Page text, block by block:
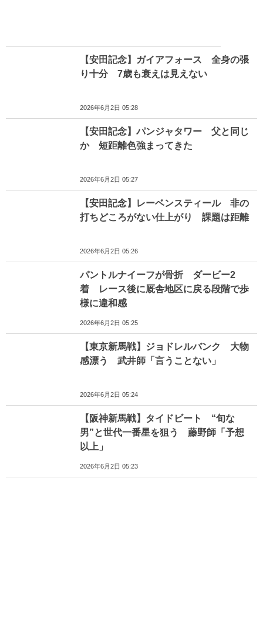
【安田記念】ガイアフォース 全身の張
り十分 7歳も衰えは見えない
2026年6月2日 05:28
【安田記念】パンジャタワー 父と同じ
か 短距離色強まってきた
2026年6月2日 05:27
【安田記念】レーベンスティール 非の
打ちどころがない仕上がり 課題は距離
2026年6月2日 05:26
パントルナイーフが骨折 ダービー2
着 レース後に厩舎地区に戻る段階で歩
様に違和感
2026年6月2日 05:25
【東京新馬戦】ジョドレルバンク 大物
感漂う 武井師「言うことない」
2026年6月2日 05:24
【阪神新馬戦】タイドビート “旬な
男”と世代一番星を狙う 藤野師「予想
以上」
2026年6月2日 05:23